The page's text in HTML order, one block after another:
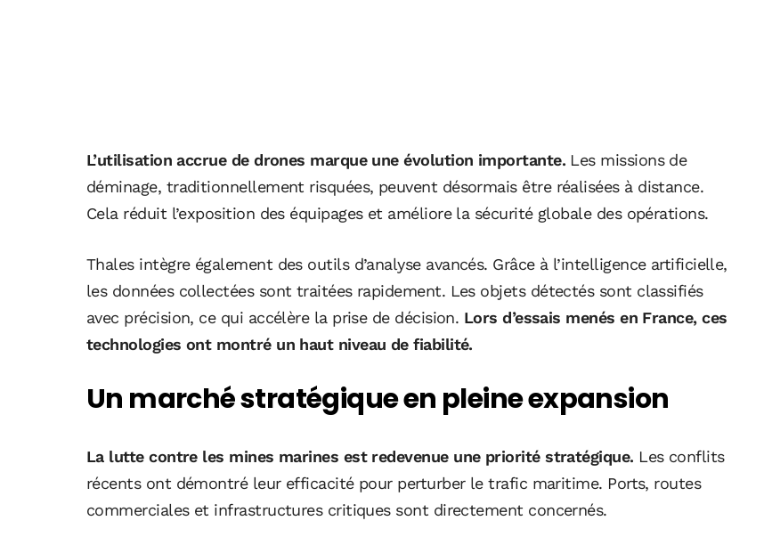
L’utilisation accrue de drones marque une évolution importante.Les missions de
déminage, traditionnellement risquées, peuvent désormais être réalisées à distance.
Cela réduit l’exposition des équipages et améliore la sécurité globale des opérations.
Thales intègre également des outils d’analyse avancés. Grâce à l’intelligence artificielle,
les données collectées sont traitées rapidement. Les objets détectés sont classifiés
avec précision, ce qui accélère la prise de décision. Lors d’essais menés en France, ces
technologies ont montré un haut niveau de fiabilité.
Un marché stratégique en pleine expansion
La lutte contre les mines marines est redevenue une priorité stratégique. Les conflits
récents ont démontré leur efficacité pour perturber le trafic maritime. Ports, routes
commerciales et infrastructures critiques sont directement concernés.